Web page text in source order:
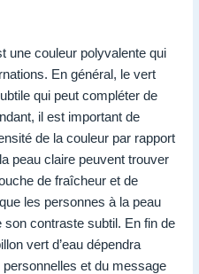
une couleur polyvalente qui
En général, le vert
qui peut compléter de
il est important de
de la couleur par rapport
peau claire peuvent trouver
de fraîcheur et de
les personnes à la peau
contraste subtil. En fin de
vert d’eau dépendra
et du message